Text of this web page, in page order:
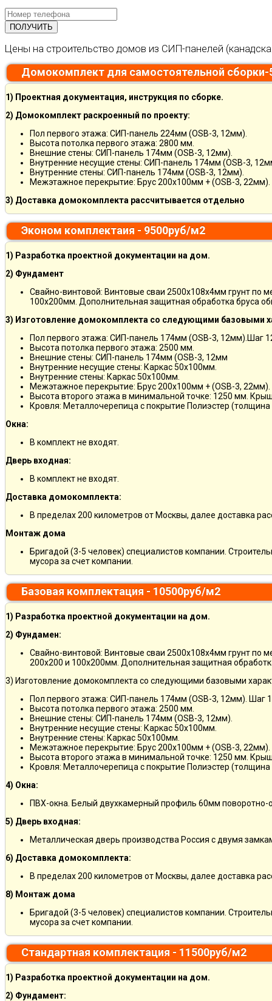
Цены на строительство домов из СИП-панелей
Домокомплект для самостоятельной
1) Проектная документация, инструкция по сборке.
2) Домокомплект раскроенный по проекту:
Пол первого этажа: СИП-панель 224мм (OSB-3, 12мм).
Высота потолка первого этажа: 2800 мм.
Внешние стены: СИП-панель 174мм (OSB-3, 12мм).
Внутренние несущие стены: СИП-панель 174мм (OSB-3,
Внутренние стены: СИП-панель 174мм (OSB-3, 12мм).
Межэтажное перекрытие: Брус 200х100мм + (OSB-3, 22мм).
3) Доставка домокомплекта рассчитывается отдельно
Эконом комплектаия - 9500руб/м2
1) Разработка проектной документации на дом.
2) Фундамент
Свайно-винтовой: Винтовые сваи 2500х108х4мм грунт по
100х200мм. Дополнительная защитная обработка бруса
3) Изготовление домокомплекта со следующими базовыми
Пол первого этажа: СИП-панель 174мм (OSB-3, 12мм).Шаг
Высота потолка первого этажа: 2500 мм.
Внешние стены: СИП-панель 174мм (OSB-3, 12мм
Внутренние несущие стены: Каркас 50х100мм.
Внутренние стены: Каркас 50х100мм.
Межэтажное перекрытие: Брус 200х100мм + (OSB-3, 22мм).
Высота второго этажа в минимальной точке: 1250 мм.
Кровля: Металлочерепица с покрытие Полиэстер
Окна:
В комплект не входят.
Дверь входная:
В комплект не входят.
Доставка домокомплекта:
В пределах 200 километров от Москвы, далее доставка
Монтаж дома
Бригадой (3-5 человек) специалистов компании.
мусора за счет компании.
Базовая комплектация - 10500руб/м2
1) Разработка проектной документации на дом.
2) Фундамен:
Свайно-винтовой: Винтовые сваи 2500х108х4мм грунт по
200х200 и 100х200мм. Дополнительная защитная
3) Изготовление домокомплекта со следующими базовыми
Пол первого этажа: СИП-панель 174мм (OSB-3, 12мм). Шаг
Высота потолка первого этажа: 2500 мм.
Внешние стены: СИП-панель 174мм (OSB-3, 12мм).
Внутренние несущие стены: Каркас 50х100мм.
Внутренние стены: Каркас 50х100мм.
Межэтажное перекрытие: Брус 200х100мм + (OSB-3, 22мм).
Высота второго этажа в минимальной точке: 1250 мм.
Кровля: Металлочерепица с покрытие Полиэстер
4) Окна:
ПВХ-окна. Белый двухкамерный профиль 60мм поворотно-
5) Дверь входная:
Металлическая дверь производства Россия с двумя
6) Доставка домокомплекта:
В пределах 200 километров от Москвы, далее доставка
8) Монтаж дома
Бригадой (3-5 человек) специалистов компании.
мусора за счет компании.
Стандартная комплектация - 11500руб/м2
1) Разработка проектной документации на дом.
2) Фундамент: